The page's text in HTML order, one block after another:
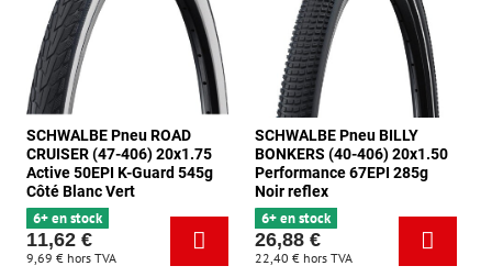
SCHWALBE Pneu ROAD
CRUISER (47-406) 20x1.75
Active 50EPI K-Guard 545g
Côté Blanc Vert
6+ en stock
11,62 €
9,69 € hors TVA
SCHWALBE Pneu BILLY
BONKERS (40-406) 20x1.50
Performance 67EPI 285g
Noir reflex
6+ en stock
26,88 €
22,40 € hors TVA